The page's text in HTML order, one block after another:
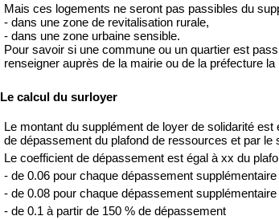
Mais ces logements ne seront pas passibles du
- dans une zone de revitalisation rurale,
- dans une zone urbaine sensible.
Pour savoir si une commune ou un quartier est
renseigner auprès de la mairie ou de la préfecture la
Le calcul du surloyer
Le montant du supplément de loyer de solidarité
de dépassement du plafond de ressources et par
Le coefficient de dépassement est égal à xx du
- de 0.06 pour chaque dépassement
- de 0.08 pour chaque dépassement
- de 0.1 à partir de 150 % de dépassement